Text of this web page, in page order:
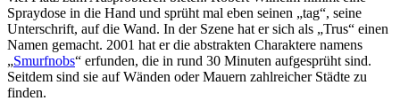
Spraydose in die Hand und sprüht mal eben seinen „tag“, seine
Unterschrift, auf die Wand. In der Szene hat er sich als „Trus“ einen
Namen gemacht. 2001 hat er die abstrakten Charaktere namens
„Smurfnobs“ erfunden, die in rund 30 Minuten aufgesprüht sind.
Seitdem sind sie auf Wänden oder Mauern zahlreicher Städte zu
finden.